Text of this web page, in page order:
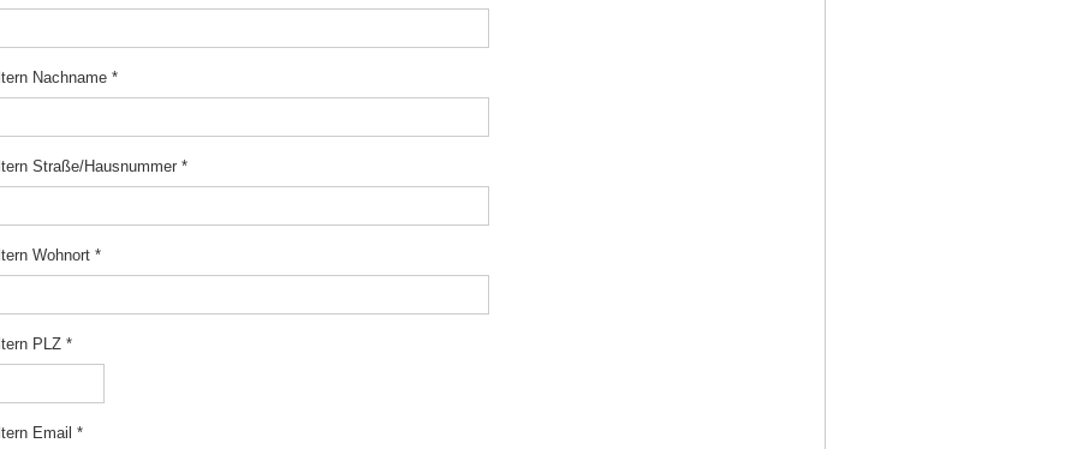
Nachname *
Straße/Hausnummer *
Wohnort *
PLZ *
Email *